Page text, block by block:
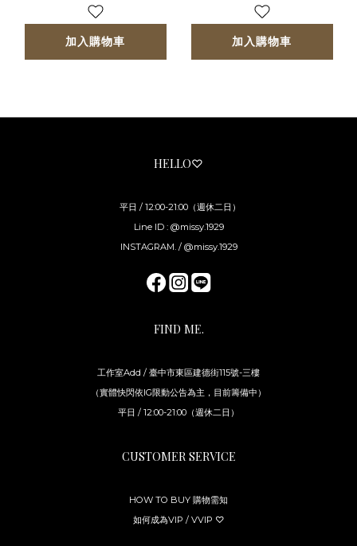
加入購物車 加入購物車
HELLO♡
平日 / 12:00-21:00（週休二日）
Line ID : @missy.1929
INSTAGRAM. / @missy.1929
FIND ME.
工作室Add / 臺中市東區建德街115號-三樓
（實體快閃依IG限動公告為主，目前籌備中）
平日 / 12:00-21:00（週休二日）
CUSTOMER SERVICE
HOW TO BUY 購物需知
如何成為VIP / VVIP ♡